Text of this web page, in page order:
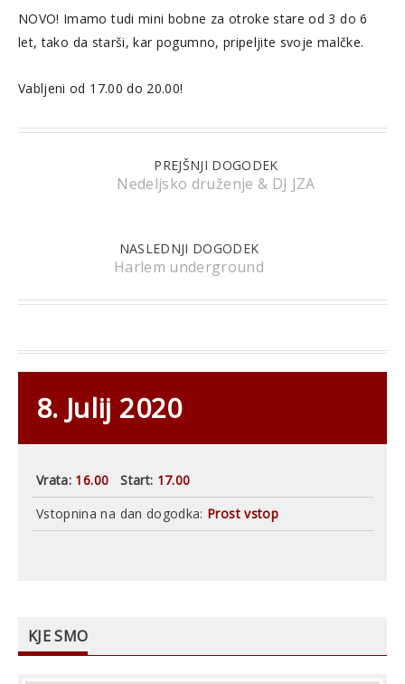
NOVO! Imamo tudi mini bobne za otroke stare od 3 do 6
let, tako da starši, kar pogumno, pripeljite svoje malčke.
Vabljeni od 17.00 do 20.00!
PREJŠNJI DOGODEK
Nedeljsko druženje & DJ JZA
NASLEDNJI DOGODEK
Harlem underground
8. Julij 2020
Vrata: 16.00 Start: 17.00
Vstopnina na dan dogodka: Prost vstop
KJE SMO